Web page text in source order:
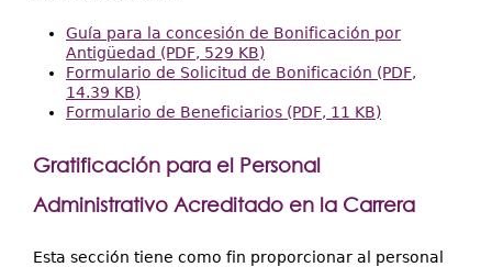
Guía para la concesión de Bonificación por
Antigüedad (PDF, 529 KB)
Formulario de Solicitud de Bonificación (PDF,
14.39 KB)
Formulario de Beneficiarios (PDF, 11 KB)
Gratificación para el Personal
Administrativo Acreditado en la Carrera
Esta sección tiene como fin proporcionar al personal